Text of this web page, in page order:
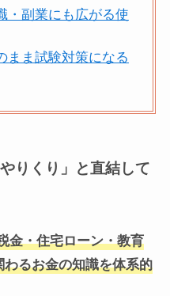
・副業にも広がる使
まま試験対策になる
りくり」と直結して
金・住宅ローン・教育
るお金の知識を体系的